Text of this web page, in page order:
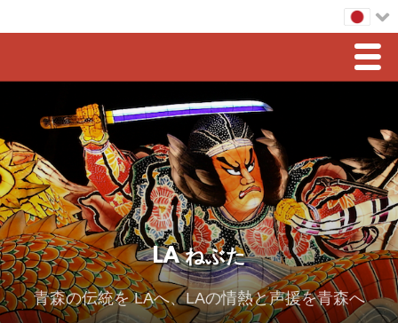
LAねぶた
豊島会長からのメッセージ
スポンサーシップ
2026 スポンサー
2025 Sponsor
LA ねぶた
青森の伝統を LAへ、LAの情熱と声援を青森へ